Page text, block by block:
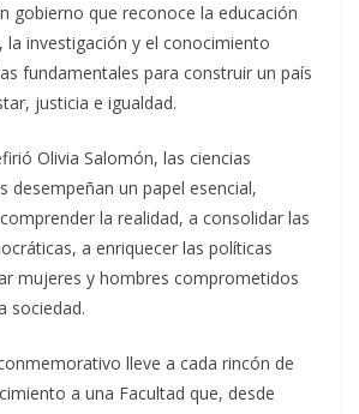
gobierno que reconoce la educación
la investigación y el conocimiento
fundamentales para construir un país
justicia e igualdad.
Olivia Salomón, las ciencias
desempeñan un papel esencial,
la realidad, a consolidar las
a enriquecer las políticas
mujeres y hombres comprometidos
sociedad.
lleve a cada rincón de
a una Facultad que, desde